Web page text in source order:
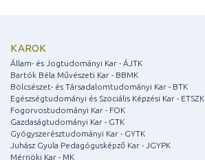
KAROK
Állam- és Jogtudományi Kar - ÁJTK
Bartók Béla Művészeti Kar - BBMK
Bölcsészet- és Társadalomtudományi Kar - BTK
Egészségtudományi és Szociális Képzési Kar - ETSZK
Fogorvostudományi Kar - FOK
Gazdaságtudományi Kar - GTK
Gyógyszerésztudományi Kar - GYTK
Juhász Gyula Pedagógusképző Kar - JGYPK
Mérnöki Kar - MK